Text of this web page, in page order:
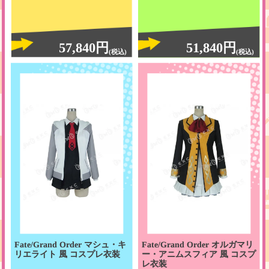
57,840円(税込) 51,840円(税込)
Fate/Grand Order マシュ・キ
リエライト 風 コスプレ衣装
Fate/Grand Order オルガマリ
ー・アニムスフィア 風 コスプ
レ衣装